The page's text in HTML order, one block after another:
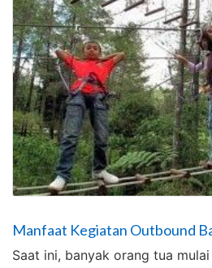
Manfaat Kegiatan Outbound
Saat ini, banyak orang tua